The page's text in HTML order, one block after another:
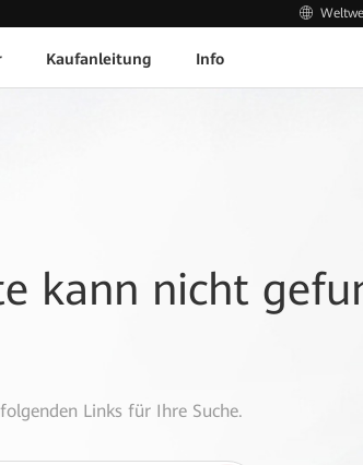
Kaufanleitung Info
kann nicht
Links für Ihre Suche.